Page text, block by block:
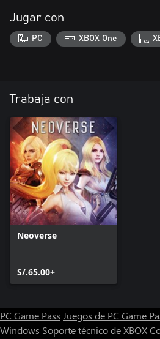
Jugar con
PC XBOX One
Trabaja con
Neoverse
S/.65.00+
PC Game Pass Juegos de PC Game
Windows Soporte técnico de XBOX